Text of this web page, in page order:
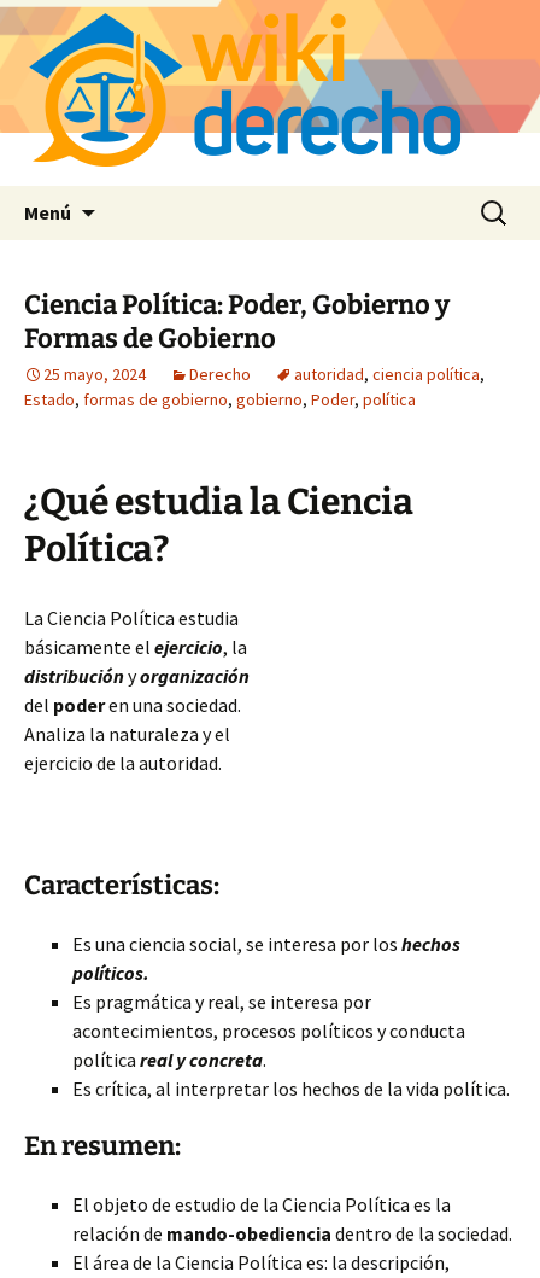
Menú Buscar:
Ciencia Política: Poder, Gobierno y
Formas de Gobierno
25 mayo, 2024 Derecho autoridad, ciencia política,
Estado, formas de gobierno, gobierno, Poder, política
¿Qué estudia la Ciencia
Política?
La Ciencia Política estudia
básicamente el ejercicio, la
distribuciónyorganización
del poderen una sociedad.
Analiza la naturaleza y el
ejercicio de la autoridad.
Características:
Es una ciencia social, se interesa por los hechos
políticos.
Es pragmática y real, se interesa por
acontecimientos, procesos políticos y conducta
política real y concreta.
Es crítica, al interpretar los hechos de la vida política.
En resumen:
El objeto de estudio de la Ciencia Política es la
relación de mando-obediencia dentro de la sociedad.
El área de la Ciencia Política es: la descripción,